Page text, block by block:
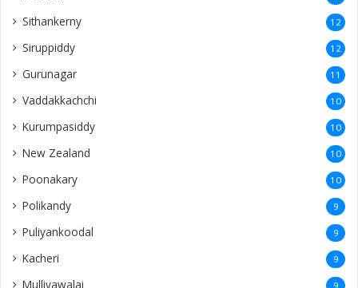
Sithankerny 12
Siruppiddy 12
Gurunagar 11
Vaddakkachchi 10
Kurumpasiddy 10
New Zealand 10
Poonakary 10
Polikandy 9
Puliyankoodal 9
Kacheri 9
Mulliyawalai 9